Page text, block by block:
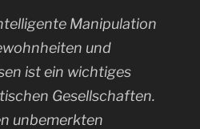
Manipulation
und
ist ein wichtiges
Gesellschaften.
unbemerkten